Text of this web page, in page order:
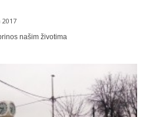
2017
našim životima